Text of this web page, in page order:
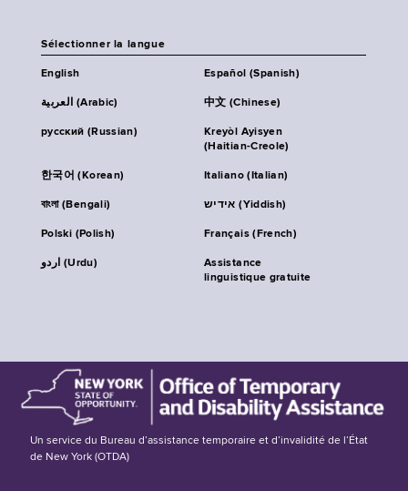
Sélectionner la langue
English Español (Spanish)
العربية (Arabic) 中文 (Chinese)
русский (Russian)
Kreyòl Ayisyen
(Haitian-Creole)
한국어 (Korean) Italiano (Italian)
বাংলা (Bengali) אידיש (Yiddish)
Polski (Polish) Français (French)
اردو (Urdu)
Assistance
linguistique gratuite
Un service du Bureau d’assistance temporaire et d’invalidité de l’État
de New York (OTDA)